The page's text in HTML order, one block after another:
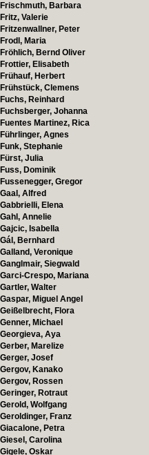
Frischmuth, Barbara
Fritz, Valerie
Fritzenwallner, Peter
Frodl, Maria
Fröhlich, Bernd Oliver
Frottier, Elisabeth
Frühauf, Herbert
Frühstück, Clemens
Fuchs, Reinhard
Fuchsberger, Johanna
Fuentes Martinez, Rica
Führlinger, Agnes
Funk, Stephanie
Fürst, Julia
Fuss, Dominik
Fussenegger, Gregor
Gaal, Alfred
Gabbrielli, Elena
Gahl, Annelie
Gajcic, Isabella
Gál, Bernhard
Galland, Veronique
Ganglmair, Siegwald
Garci-Crespo, Mariana
Gartler, Walter
Gaspar, Miguel Angel
Geißelbrecht, Flora
Genner, Michael
Georgieva, Aya
Gerber, Marelize
Gerger, Josef
Gergov, Kanako
Gergov, Rossen
Geringer, Rotraut
Gerold, Wolfgang
Geroldinger, Franz
Giacalone, Petra
Giesel, Carolina
Gigele, Oskar